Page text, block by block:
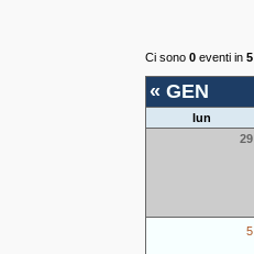
Ci sono 0 eventi in 5
« GEN
lun
29
5